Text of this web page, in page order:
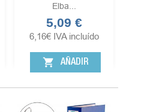
Elba...
Precio
5,09 €
6,16€ IVA incluído
shopping_cart AÑADIR